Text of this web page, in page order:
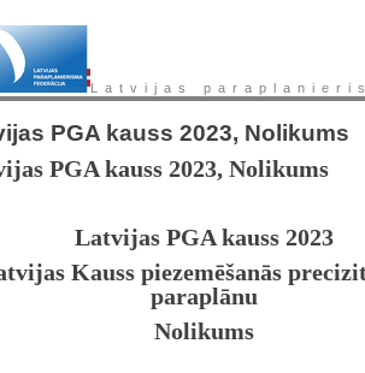
Latvijas
PGA kauss 2023, Nolikums
PGA kauss 2023, Nolikums
Latvijas PGA kauss 2023
Kauss piezemēšanās
paraplānu
Nolikums